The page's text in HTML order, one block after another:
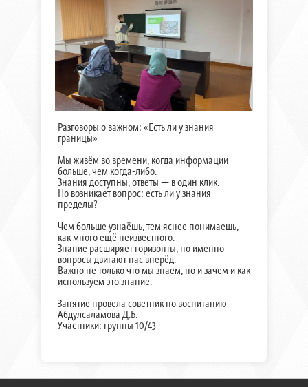
Разговоры о важном: «Есть ли у знания
границы»
Мы живём во времени, когда информации
больше, чем когда-либо.
Знания доступны, ответы — в один клик.
Но возникает вопрос: есть ли у знания
пределы?
Чем больше узнаёшь, тем яснее понимаешь,
как много ещё неизвестного.
Знание расширяет горизонты, но именно
вопросы двигают нас вперёд.
Важно не только что мы знаем, но и зачем и как
используем это знание.
Занятие провела советник по воспитанию
Абдулсаламова Д.Б.
Участники: группы 10/43